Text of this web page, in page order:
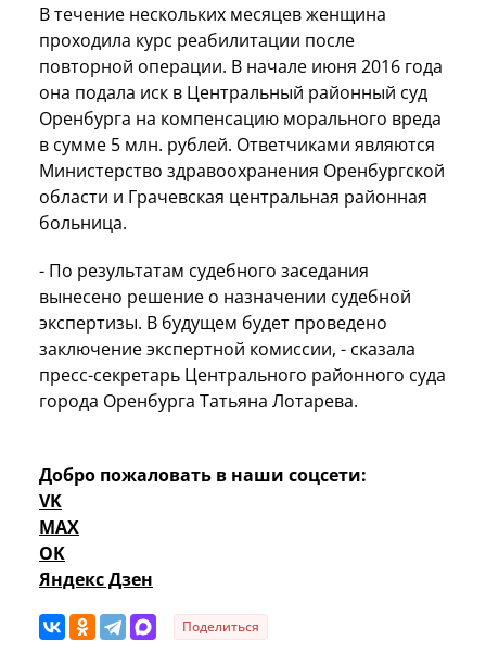
В течение нескольких месяцев женщина
проходила курс реабилитации после
повторной операции. В начале июня 2016 года
она подала иск в Центральный районный суд
Оренбурга на компенсацию морального вреда
в сумме 5 млн. рублей. Ответчиками являются
Министерство здравоохранения Оренбургской
области и Грачевская центральная районная
больница.
- По результатам судебного заседания
вынесено решение о назначении судебной
экспертизы. В будущем будет проведено
заключение экспертной комиссии, - сказала
пресс-секретарь Центрального районного суда
города Оренбурга Татьяна Лотарева.
Добро пожаловать в наши соцсети:
VK
MAX
OK
Яндекс Дзен
Поделиться